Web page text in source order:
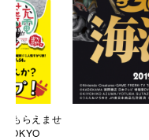
もらえませ